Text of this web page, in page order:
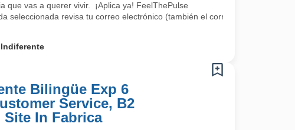
que vas a querer vivir. ¡Aplica ya! FeelThePulse
seleccionada revisa tu correo electrónico (también el correo no deseado)
Bilingüe Exp 6
Service, B2
Site In Fabrica